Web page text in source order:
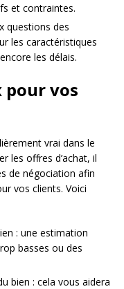
et contraintes.
questions des
les caractéristiques
les délais.
pour vos
vrai dans le
les offres d’achat, il
de négociation afin
vos clients. Voici
: une estimation
basses ou des
bien : cela vous aidera